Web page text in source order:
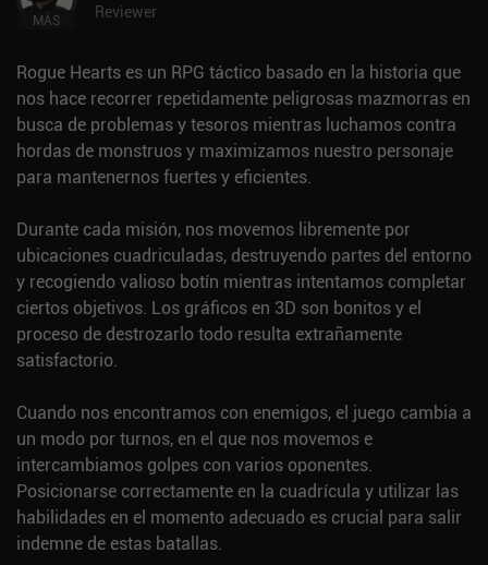
MÁS Reviewer
Rogue Hearts es un RPG táctico basado en la historia que
nos hace recorrer repetidamente peligrosas mazmorras en
busca de problemas y tesoros mientras luchamos contra
hordas de monstruos y maximizamos nuestro personaje
para mantenernos fuertes y eficientes.
Durante cada misión, nos movemos libremente por
ubicaciones cuadriculadas, destruyendo partes del entorno
y recogiendo valioso botín mientras intentamos completar
ciertos objetivos. Los gráficos en 3D son bonitos y el
proceso de destrozarlo todo resulta extrañamente
satisfactorio.
Cuando nos encontramos con enemigos, el juego cambia a
un modo por turnos, en el que nos movemos e
intercambiamos golpes con varios oponentes.
Posicionarse correctamente en la cuadrícula y utilizar las
habilidades en el momento adecuado es crucial para salir
indemne de estas batallas.